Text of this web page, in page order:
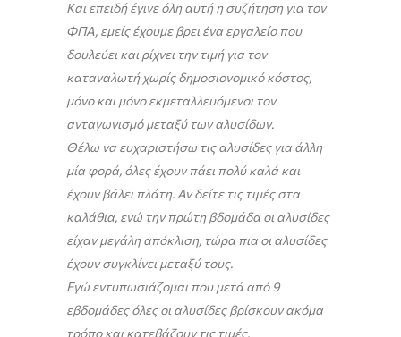
Και επειδή έγινε όλη αυτή η συζήτηση για τον
ΦΠΑ, εμείς έχουμε βρει ένα εργαλείο που
δουλεύει και ρίχνει την τιμή για τον
καταναλωτή χωρίς δημοσιονομικό κόστος,
μόνο και μόνο εκμεταλλευόμενοι τον
ανταγωνισμό μεταξύ των αλυσίδων.
Θέλω να ευχαριστήσω τις αλυσίδες για άλλη
μία φορά, όλες έχουν πάει πολύ καλά και
έχουν βάλει πλάτη. Αν δείτε τις τιμές στα
καλάθια, ενώ την πρώτη βδομάδα οι αλυσίδες
είχαν μεγάλη απόκλιση, τώρα πια οι αλυσίδες
έχουν συγκλίνει μεταξύ τους.
Εγώ εντυπωσιάζομαι που μετά από 9
εβδομάδες όλες οι αλυσίδες βρίσκουν ακόμα
τρόπο και κατεβάζουν τις τιμές.